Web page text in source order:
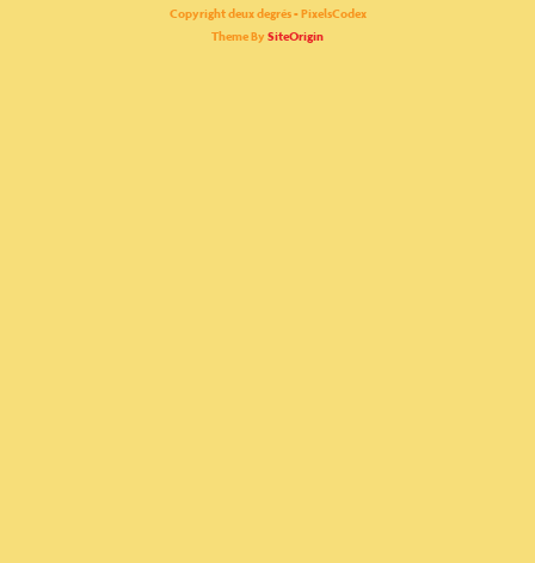
Copyright deux degrés - PixelsCodex
Theme By SiteOrigin